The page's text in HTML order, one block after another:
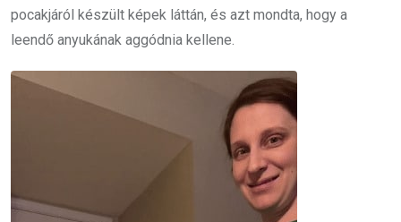
pocakjáról készült képek láttán, és azt mondta, hogy a
leendő anyukának aggódnia kellene.